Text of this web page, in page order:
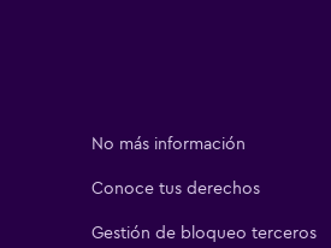
No más información
Conoce tus derechos
Gestión de bloqueo terceros